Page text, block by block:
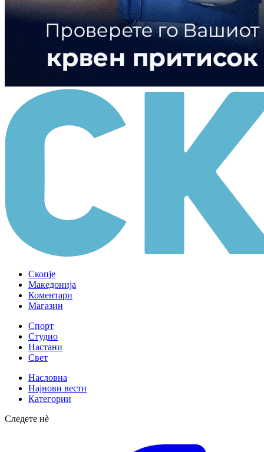
Скопје
Македонија
Коментари
Магазин
Спорт
Студио
Настани
Свет
Насловна
Најнови вести
Категории
Следете нè